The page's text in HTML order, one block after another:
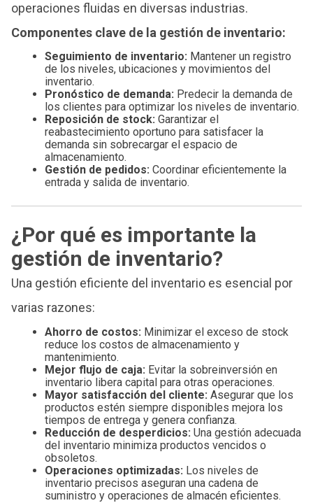
operaciones fluidas en diversas industrias.
Componentes clave de la gestión de inventario:
Seguimiento de inventario: Mantener un registro
de los niveles, ubicaciones y movimientos del
inventario.
Pronóstico de demanda: Predecir la demanda de
los clientes para optimizar los niveles de inventario.
Reposición de stock: Garantizar el
reabastecimiento oportuno para satisfacer la
demanda sin sobrecargar el espacio de
almacenamiento.
Gestión de pedidos: Coordinar eficientemente la
entrada y salida de inventario.
¿Por qué es importante la
gestión de inventario?
Una gestión eficiente del inventario es esencial por
varias razones:
Ahorro de costos: Minimizar el exceso de stock
reduce los costos de almacenamiento y
mantenimiento.
Mejor flujo de caja: Evitar la sobreinversión en
inventario libera capital para otras operaciones.
Mayor satisfacción del cliente: Asegurar que los
productos estén siempre disponibles mejora los
tiempos de entrega y genera confianza.
Reducción de desperdicios: Una gestión adecuada
del inventario minimiza productos vencidos o
obsoletos.
Operaciones optimizadas: Los niveles de
inventario precisos aseguran una cadena de
suministro y operaciones de almacén eficientes.